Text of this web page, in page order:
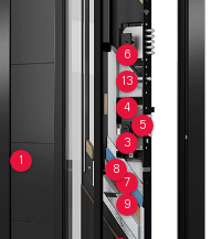
1
3
4
5
6
7
8
9
13